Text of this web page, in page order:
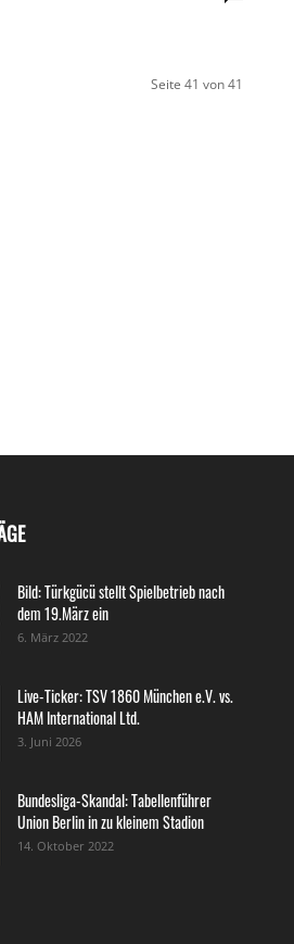
Seite 41 von 41
Bild: Türkgücü stellt Spielbetrieb nach
dem 19.März ein
6. März 2022
Live-Ticker: TSV 1860 München e.V. vs.
HAM International Ltd.
3. Juni 2026
Bundesliga-Skandal: Tabellenführer
Union Berlin in zu kleinem Stadion
14. Oktober 2022